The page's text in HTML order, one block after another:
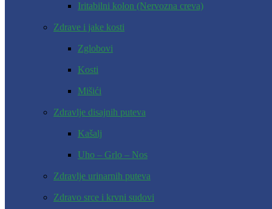
Iritabilni kolon (Nervozna creva)
Zdrave i jake kosti
Zglobovi
Kosti
Mišići
Zdravlje disajnih puteva
Kašalj
Uho – Grlo – Nos
Zdravlje urinarnih puteva
Zdravo srce i krvni sudovi